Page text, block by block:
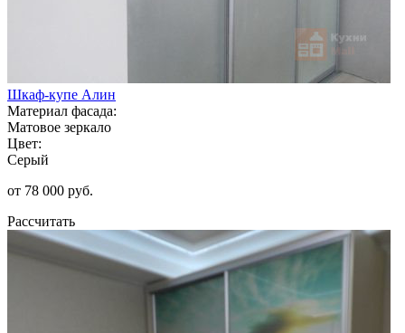
Шкаф-купе Алин
Материал фасада:
Матовое зеркало
Цвет:
Серый
от 78 000 руб.
Рассчитать